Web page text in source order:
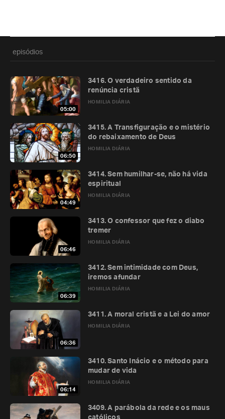
episódios
05:00
HOMILIA DIÁRIA
3416. O verdadeiro sentido da
renúncia cristã
06:50
HOMILIA DIÁRIA
3415. A Transfiguração e o mistério
do rebaixamento de Deus
04:49
HOMILIA DIÁRIA
3414. Sem humilhar-se, não há vida
espiritual
06:46
HOMILIA DIÁRIA
3413. O confessor que fez o diabo
tremer
06:39
HOMILIA DIÁRIA
3412. Sem intimidade com Deus,
iremos afundar
06:36
HOMILIA DIÁRIA
3411. A moral cristã e a Lei do amor
06:14
HOMILIA DIÁRIA
3410. Santo Inácio e o método para
mudar de vida
3409. A parábola da rede e os maus
católicos